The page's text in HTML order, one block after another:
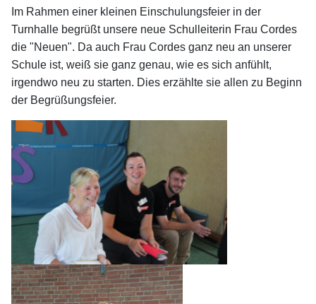
Im Rahmen einer kleinen Einschulungsfeier in der
Turnhalle begrüßt unsere neue Schulleiterin Frau Cordes
die "Neuen". Da auch Frau Cordes ganz neu an unserer
Schule ist, weiß sie ganz genau, wie es sich anfühlt,
irgendwo neu zu starten. Dies erzählte sie allen zu Beginn
der Begrüßungsfeier.